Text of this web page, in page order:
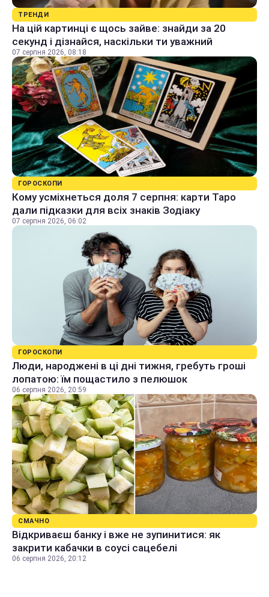
ТРЕНДИ
На цій картинці є щось зайве: знайди за 20
секунд і дізнайся, наскільки ти уважний
07 серпня 2026, 08:18
ГОРОСКОПИ
Кому усміхнеться доля 7 серпня: карти Таро
дали підказки для всіх знаків Зодіаку
07 серпня 2026, 06:02
ГОРОСКОПИ
Люди, народжені в ці дні тижня, гребуть гроші
лопатою: їм пощастило з пелюшок
06 серпня 2026, 20:59
СМАЧНО
Відкриваєш банку і вже не зупинитися: як
закрити кабачки в соусі сацебелі
06 серпня 2026, 20:12